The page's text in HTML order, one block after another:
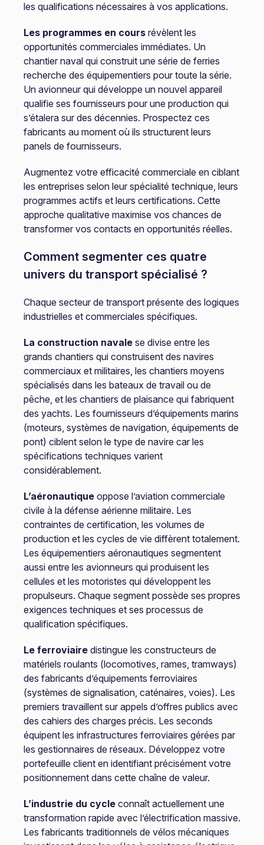
les qualifications nécessaires à vos applications.
Les programmes en coursrévèlent les
opportunités commerciales immédiates. Un
chantier naval qui construit une série de ferries
recherche des équipementiers pour toute la série.
Un avionneur qui développe un nouvel appareil
qualifie ses fournisseurs pour une production qui
s’étalera sur des décennies. Prospectez ces
fabricants au moment où ils structurent leurs
panels de fournisseurs.
Augmentez votre efficacité commerciale en ciblant
les entreprises selon leur spécialité technique, leurs
programmes actifs et leurs certifications. Cette
approche qualitative maximise vos chances de
transformer vos contacts en opportunités réelles.
Comment segmenter ces quatre
univers du transport spécialisé ?
Chaque secteur de transport présente des logiques
industrielles et commerciales spécifiques.
La construction navalese divise entre les
grands chantiers qui construisent des navires
commerciaux et militaires, les chantiers moyens
spécialisés dans les bateaux de travail ou de
pêche, et les chantiers de plaisance qui fabriquent
des yachts. Les fournisseurs d’équipements marins
(moteurs, systèmes de navigation, équipements de
pont) ciblent selon le type de navire car les
spécifications techniques varient
considérablement.
L’aéronautiqueoppose l’aviation commerciale
civile à la défense aérienne militaire. Les
contraintes de certification, les volumes de
production et les cycles de vie diffèrent totalement.
Les équipementiers aéronautiques segmentent
aussi entre les avionneurs qui produisent les
cellules et les motoristes qui développent les
propulseurs. Chaque segment possède ses propres
exigences techniques et ses processus de
qualification spécifiques.
Le ferroviairedistingue les constructeurs de
matériels roulants (locomotives, rames, tramways)
des fabricants d’équipements ferroviaires
(systèmes de signalisation, caténaires, voies). Les
premiers travaillent sur appels d’offres publics avec
des cahiers des charges précis. Les seconds
équipent les infrastructures ferroviaires gérées par
les gestionnaires de réseaux. Développez votre
portefeuille client en identifiant précisément votre
positionnement dans cette chaîne de valeur.
L’industrie du cycleconnaît actuellement une
transformation rapide avec l’électrification massive.
Les fabricants traditionnels de vélos mécaniques